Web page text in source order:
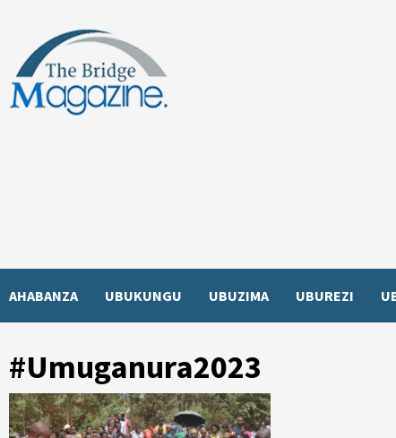
content
AHABANZA UBUKUNGU UBUZIMA UBUREZI
#Umuganura2023